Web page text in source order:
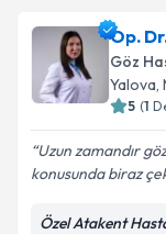
Op.
Göz
Yalova,
5 (1
Uzun zamandır
konusunda biraz
Özel Atakent